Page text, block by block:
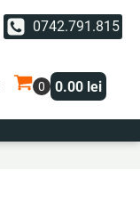
0742.791.815
0.00 lei